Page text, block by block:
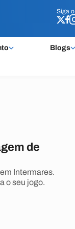
Siga o
Blogs
Siga o
de
Intermares.
o seu jogo.